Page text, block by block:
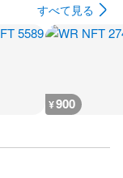
すべて見る
¥900